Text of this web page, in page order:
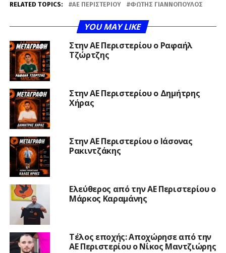
RELATED TOPICS: ΑΕ ΠΕΡΙΣΤΕΡΊΟΥ ΦΏΤΗΣ ΓΙΑΝΝΌΠΟΥΛΟΣ
YOU MAY LIKE
Στην ΑΕ Περιστερίου ο Ραφαήλ
Τζώρτζης
Στην ΑΕ Περιστερίου ο Δημήτρης
Χήρας
Στην ΑΕ Περιστερίου ο Ιάσονας
Ρακιντζάκης
Ελεύθερος από την ΑΕ Περιστερίου ο
Μάρκος Καραμάνης
Τέλος εποχής: Αποχώρησε από την
ΑΕ Περιστερίου ο Νίκος Μαντζιώρης